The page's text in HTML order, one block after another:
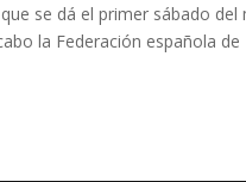
se dá el primer sábado del
la Federación española de